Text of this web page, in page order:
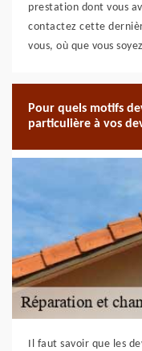
prestation dont vous
contactez cette
vous, où que vous
Pour quels motifs
particulière à vos
Il faut savoir que les